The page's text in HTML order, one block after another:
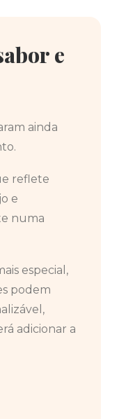
e
ainda
reflete
e
numa
especial,
podem
adicionar a